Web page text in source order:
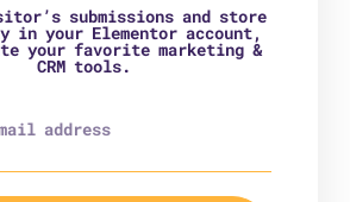
submissions and store
your Elementor account,
your favorite marketing &
CRM tools.